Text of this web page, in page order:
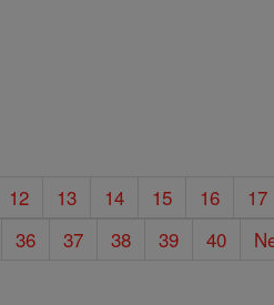
12 13 14 15 16 17
36 37 38 39 40